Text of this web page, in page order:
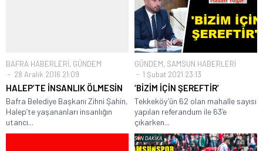
BAFRA HABERLERİ, GÜNDEM
28 Aralık 2016 21:09
HALEP’TE İNSANLIK ÖLMESİN
Bafra Belediye Başkanı Zihni Şahin,
Halep’te yaşananları insanlığın
utancı...
GÜNDEM, SAMSUN HABERLERİ
1 Şubat 2021 23:13
‘BİZİM İÇİN ŞEREFTİR’
Tekkeköy’ün 62 olan mahalle sayısı
yapılan referandum ile 63’e
çıkarken...